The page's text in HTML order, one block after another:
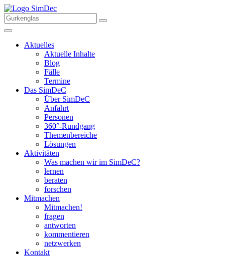
Aktuelles
Aktuelle Inhalte
Blog
Fälle
Termine
Das SimDeC
Über SimDeC
Anfahrt
Personen
360°-Rundgang
Themenbereiche
Lösungen
Aktivitäten
Was machen wir im SimDeC?
lernen
beraten
forschen
Mitmachen
Mitmachen!
fragen
antworten
kommentieren
netzwerken
Kontakt